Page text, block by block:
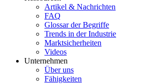
Artikel & Nachrichten
FAQ
Glossar der Begriffe
Trends in der Industrie
Marktsicherheiten
Videos
Unternehmen
Über uns
Fähigkeiten